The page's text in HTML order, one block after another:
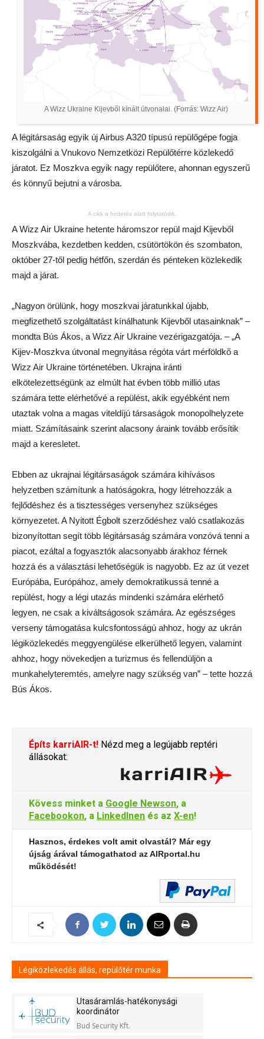
A Wizz Ukraine Kijevből kínált útvonalai. (Forrás: Wizz Air)
A légitársaság egyik új Airbus A320 típusú repülőgépe fogja
kiszolgálni a Vnukovo Nemzetközi Repülőtérre közlekedő
járatot. Ez Moszkva egyik nagy repülőtere, ahonnan egyszerű
és könnyű bejutni a városba.
A cikk a hirdetés alatt folytatódik.
A Wizz Air Ukraine hetente háromszor repül majd Kijevből
Moszkvába, kezdetben kedden, csütörtökön és szombaton,
október 27-től pedig hétfőn, szerdán és pénteken közlekedik
majd a járat.
„Nagyon örülünk, hogy moszkvai járatunkkal újabb,
megfizethető szolgáltatást kínálhatunk Kijevből utasainknak” –
mondta Bús Ákos, a Wizz Air Ukraine vezérigazgatója. – „A
Kijev-Moszkva útvonal megnyitása régóta várt mérföldkő a
Wizz Air Ukraine történetében. Ukrajna iránti
elkötelezettségünk az elmúlt hat évben több millió utas
számára tette elérhetővé a repülést, akik egyébként nem
utaztak volna a magas viteldíjú társaságok monopolhelyzete
miatt. Számításaink szerint alacsony áraink tovább erősítik
majd a keresletet.
Ebben az ukrajnai légitársaságok számára kihívásos
helyzetben számítunk a hatóságokra, hogy létrehozzák a
fejlődéshez és a tisztességes versenyhez szükséges
környezetet. A Nyitott Égbolt szerződéshez való csatlakozás
bizonyítottan segít több légitársaság számára vonzóvá tenni a
piacot, ezáltal a fogyasztók alacsonyabb árakhoz férnek
hozzá és a választási lehetőségük is nagyobb. Ez az út vezet
Európába, Európához, amely demokratikussá tenné a
repülést, hogy a légi utazás mindenki számára elérhető
legyen, ne csak a kiváltságosok számára. Az egészséges
verseny támogatása kulcsfontosságú ahhoz, hogy az ukrán
légiközlekedés meggyengülése elkerülhető legyen, valamint
ahhoz, hogy növekedjen a turizmus és fellendüljön a
munkahelyteremtés, amelyre nagy szükség van” – tette hozzá
Bús Ákos.
Építs karriAIR-t! Nézd meg a legújabb reptéri
állásokat:
Kövess minket a Google Newson, a
Facebookon, a LinkedInen és az X-en!
Hasznos, érdekes volt amit olvastál? Már egy
újság árával támogathatod az AIRportal.hu
működését!
Légiközlekedés állás, repülőtér munka
Utasáramlás-hatékonysági
koordinátor
Bud Security Kft.